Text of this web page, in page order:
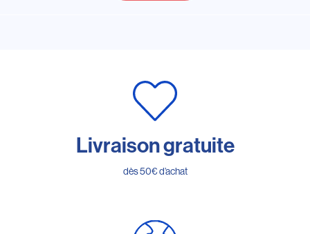
Livraison gratuite
dès 50€ d’achat